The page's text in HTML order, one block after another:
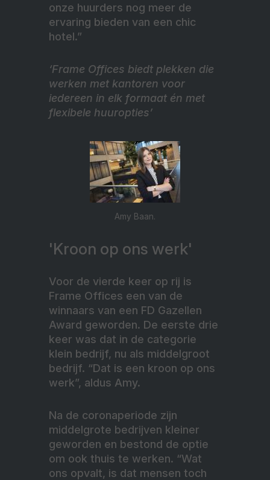
onze huurders nog meer de
ervaring bieden van een chic
hotel.”
‘Frame Offices biedt plekken die
werken met kantoren voor
iedereen in elk formaat én met
flexibele huuropties’
Amy Baan.
'Kroon op ons werk'
Voor de vierde keer op rij is
Frame Offices een van de
winnaars van een FD Gazellen
Award geworden. De eerste drie
keer was dat in de categorie
klein bedrijf, nu als middelgroot
bedrijf. “Dat is een kroon op ons
werk”, aldus Amy.
Na de coronaperiode zijn
middelgrote bedrijven kleiner
geworden en bestond de optie
om ook thuis te werken. “Wat
ons opvalt, is dat mensen toch